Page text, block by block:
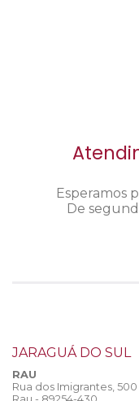
Esperamos
De
JARAGUÁ DO SUL
RAU
Rua dos Imigrantes, 500
Rau - 89254-430